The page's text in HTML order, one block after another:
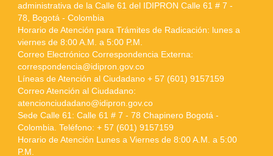
administrativa de la Calle 61 del IDIPRON Calle 61 # 7 -
78, Bogotá - Colombia
Horario de Atención para Trámites de Radicación: lunes a
viernes de 8:00 A.M. a 5:00 P.M.
Correo Electrónico Correspondencia Externa:
correspondencia@idipron.gov.co
Líneas de Atención al Ciudadano + 57 (601) 9157159
Correo Atención al Ciudadano:
atencionciudadano@idipron.gov.co
Sede Calle 61: Calle 61 # 7 - 78 Chapinero Bogotá -
Colombia. Teléfono: + 57 (601) 9157159
Horario de Atención Lunes a Viernes de 8:00 A.M. a 5:00
P.M.